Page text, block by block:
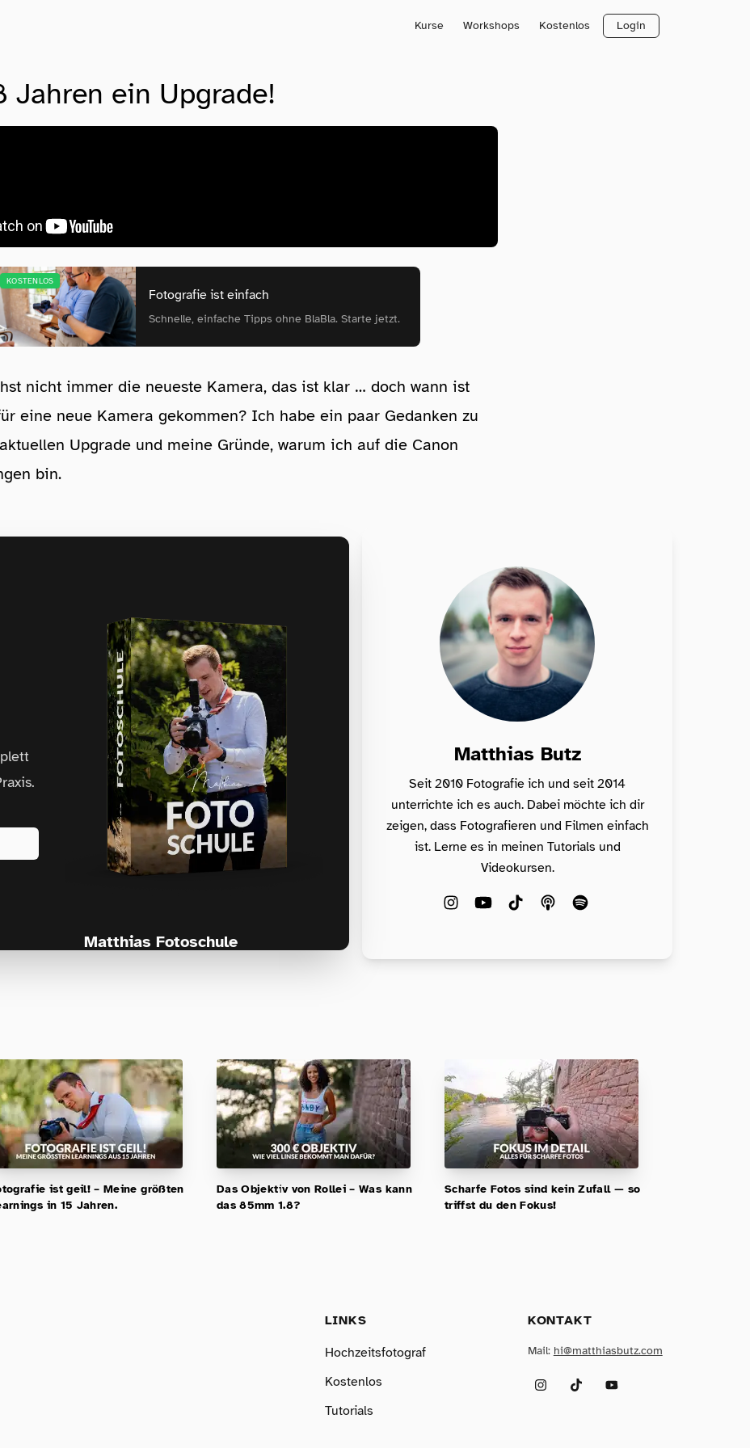
Kurse Workshops Kostenlos Login
Jahren ein Upgrade!
KOSTENLOS
Fotografie ist einfach
Schnelle, einfache Tipps ohne BlaBla. Starte jetzt.
nicht immer die neueste Kamera, das ist klar … doch wann ist
eine neue Kamera gekommen? Ich habe ein paar Gedanken zu
Upgrade und meine Gründe, warum ich auf die Canon
bin.
Matthias Fotoschule
Matthias Butz
Seit 2010 Fotografie ich und seit 2014
unterrichte ich es auch. Dabei möchte ich dir
zeigen, dass Fotografieren und Filmen einfach
ist. Lerne es in meinen Tutorials und
Videokursen.
ist geil! – Meine größten
in 15 Jahren.
Das Objektiv von Rollei – Was kann
das 85mm 1.8?
Scharfe Fotos sind kein Zufall — so
triffst du den Fokus!
LINKS
Hochzeitsfotograf
Kostenlos
Tutorials
KONTAKT
Mail: hi@matthiasbutz.com
InstagramTikTokYouTube